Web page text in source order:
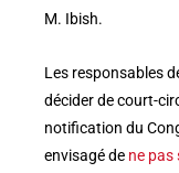
M. Ibish.
Les responsables
décider de court-
notification du
envisagé de ne pas